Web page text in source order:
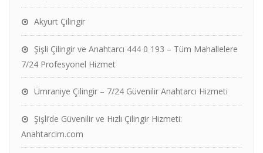
Akyurt Çilingir
Şişli Çilingir ve Anahtarcı 444 0 193 – Tüm Mahallelere
7/24 Profesyonel Hizmet
Ümraniye Çilingir – 7/24 Güvenilir Anahtarcı Hizmeti
Şişli’de Güvenilir ve Hızlı Çilingir Hizmeti:
Anahtarcim.com